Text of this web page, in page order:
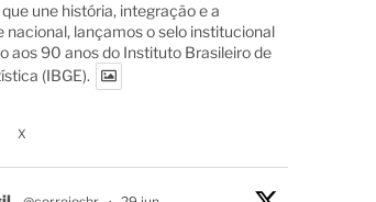
une história, integração e a
nacional, lançamos o selo institucional
aos 90 anos do Instituto Brasileiro de
(IBGE).
X